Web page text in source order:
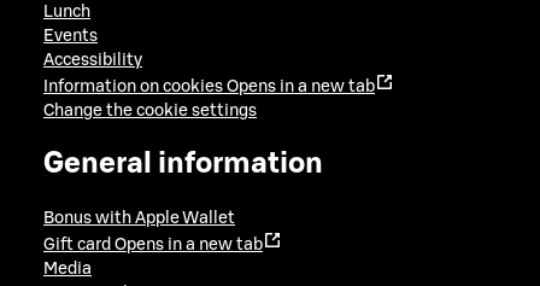
Lunch
Events
Accessibility
Information on cookies Opens in a new tab
Change the cookie settings
General information
Bonus with Apple Wallet
Gift card Opens in a new tab
Media